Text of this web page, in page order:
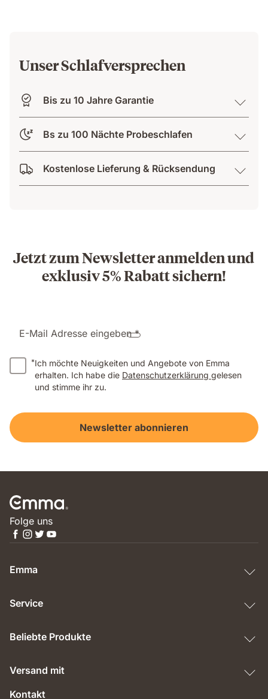
Unser Schlafversprechen
Bis zu 10 Jahre Garantie
Bs zu 100 Nächte Probeschlafen
Kostenlose Lieferung & Rücksendung
Jetzt zum Newsletter anmelden und
exklusiv 5% Rabatt sichern!
E-Mail Adresse eingeben *
*Ich möchte Neuigkeiten und Angebote von Emma
erhalten. Ich habe die Datenschutzerklärung gelesen
und stimme ihr zu.
Newsletter abonnieren
Folge uns
Emma
Service
Beliebte Produkte
Versand mit
Kontakt